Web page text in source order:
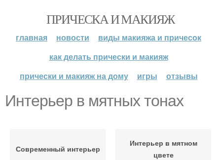
ПРИЧЕСКА И МАКИЯЖ
главная новости
виды макияжа и причесок
как делать прически и макияж
прически и макияж на дому
игры отзывы
Интерьер в мятных тонах
Современный интерьер
Интерьер в мятном
цвете